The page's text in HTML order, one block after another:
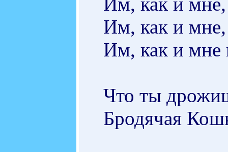
Им, как и мне,
Им, как и мне
Что ты
Бродячая